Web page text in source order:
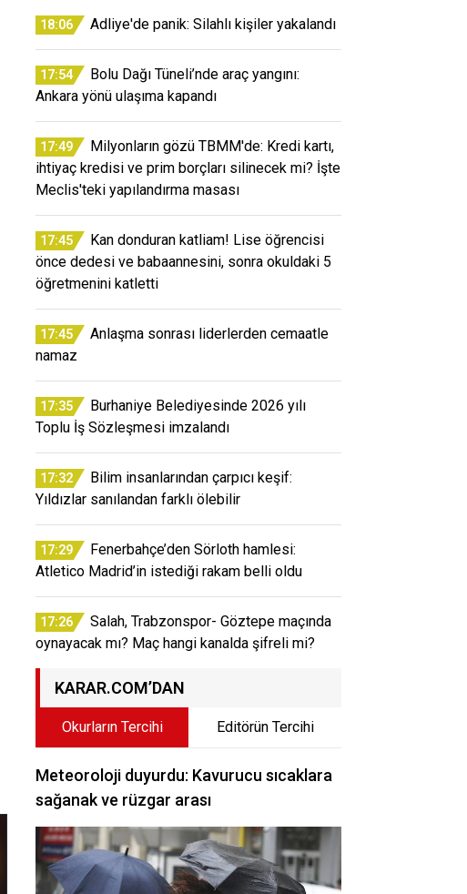
18:06 Adliye'de panik: Silahlı kişiler yakalandı
17:54
Bolu Dağı Tüneli’nde araç yangını:
Ankara yönü ulaşıma kapandı
17:49
Milyonların gözü TBMM'de: Kredi kartı,
ihtiyaç kredisi ve prim borçları silinecek mi? İşte
Meclis'teki yapılandırma masası
17:45
Kan donduran katliam! Lise öğrencisi
önce dedesi ve babaannesini, sonra okuldaki 5
öğretmenini katletti
17:45
Anlaşma sonrası liderlerden cemaatle
namaz
17:35
Burhaniye Belediyesinde 2026 yılı
Toplu İş Sözleşmesi imzalandı
17:32
Bilim insanlarından çarpıcı keşif:
Yıldızlar sanılandan farklı ölebilir
17:29
Fenerbahçe’den Sörloth hamlesi:
Atletico Madrid’in istediği rakam belli oldu
17:26
Salah, Trabzonspor- Göztepe maçında
oynayacak mı? Maç hangi kanalda şifreli mi?
KARAR.COM’DAN
Okurların Tercihi Editörün Tercihi
Meteoroloji duyurdu: Kavurucu sıcaklara
sağanak ve rüzgar arası